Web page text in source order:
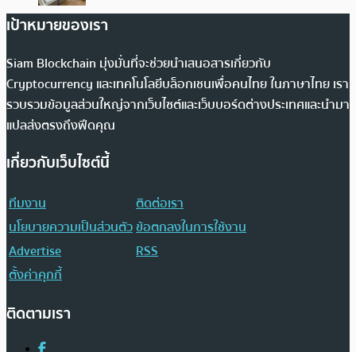
เป้าหมายของเรา
Siam Blockchain มุ่งมั่นที่จะช่วยนำเสนอสารเกี่ยวกับ
Cryptocurrency และเทคโนโลยีบล็อกเชนเพื่อคนไทย ในภาษาไทย เรา
รวบรวมข้อมูลส่วนใหญ่จากเว็บไซต์และเว็บบอร์ดต่างประเทศและนำมา
แปลส่งตรงถึงฟีดคุณ
เกี่ยวกับเว็บไซต์นี้
ทีมงาน
ติดต่อเรา
นโยบายความเป็นส่วนตัวข้อตกลงในการใช้งาน
Advertise
RSS
ตั้งค่าคุกกี้
ติดตามเรา